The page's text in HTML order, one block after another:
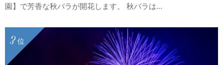
園】で芳香な秋バラが開花します。 秋バラは...
位
3